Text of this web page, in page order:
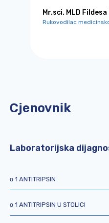
Mr.sci. MLD
Rukovodilac
Cjenovnik
Laboratorijska
α 1 ANTITRIPSIN
α 1 ANTITRIPSIN U STOLICI